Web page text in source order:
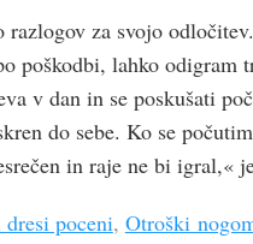
za svojo
poškodbi, lahko odigram
v dan in se poskušati
do sebe. Ko se
in raje ne bi igral,«
poceni, Otroški